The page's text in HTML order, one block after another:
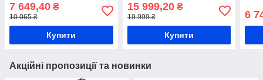
7 649,40 ₴
10 065 ₴
Купити
15 999,20₴
19 999 ₴
Купити
6
Акційні пропозиції та новинки